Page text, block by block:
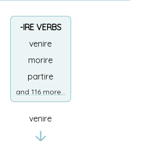
-IRE VERBS
venire
morire
partire
and 116 more...
venire